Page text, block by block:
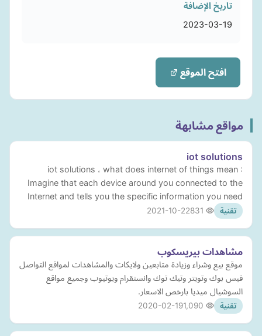
تاريخ الإضافة
2023-03-19
افتح الموقع
مواقع مشابهة
iot solutions
iot solutions ، what does internet of things mean :
Imagine that each device around you connected to the
Internet and tells you the specific information you need
تقنية 2021-10-22
مشاهدات بيريسكوب
موقع بيع وشراء وزيادة متابعين ولايكات والمشاهدات لمواقع التواصل
فيس بوك وتويتر وتيك توك وانستقرام ويوتيوب وجميع مواقع
السوشيال ميديا بارخص الاسعار.
تقنية 2020-02-19